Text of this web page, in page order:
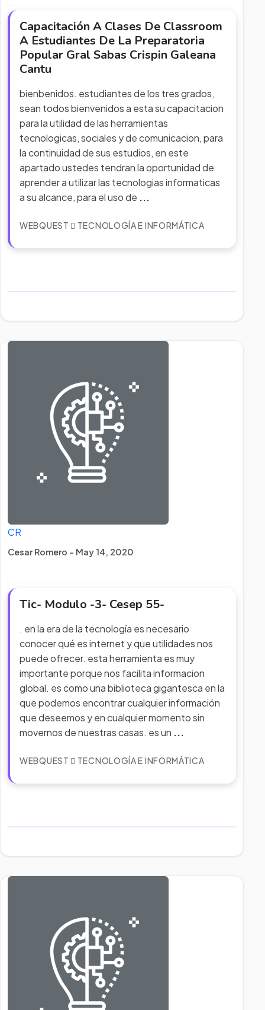
Capacitación A Clases De Classroom
A Estudiantes De La Preparatoria
Popular Gral Sabas Crispin Galeana
Cantu
bienbenidos. estudiantes de los tres grados,
sean todos bienvenidos a esta su capacitacion
para la utilidad de las herramientas
tecnologicas, sociales y de comunicacion, para
la continuidad de sus estudios, en este
apartado ustedes tendran la oportunidad de
aprender a utilizar las tecnologias informaticas
a su alcance, para el uso de ...
WEBQUEST TECNOLOGÍA E INFORMÁTICA
CR
Cesar Romero - May 14, 2020
Tic- Modulo -3- Cesep 55-
. en la era de la tecnología es necesario
conocer qué es internet y que utilidades nos
puede ofrecer. esta herramienta es muy
importante porque nos facilita informacion
global. es como una biblioteca gigantesca en la
que podemos encontrar cualquier información
que deseemos y en cualquier momento sin
movernos de nuestras casas. es un ...
WEBQUEST TECNOLOGÍA E INFORMÁTICA